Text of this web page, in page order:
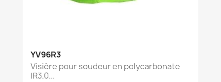
YV96R3
Visière pour soudeur en polycarbonate
IR3.0...